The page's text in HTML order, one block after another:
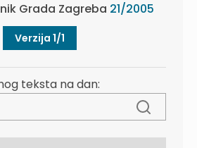
Grada Zagreba 21/2005
Verzija 1/1
teksta na dan: